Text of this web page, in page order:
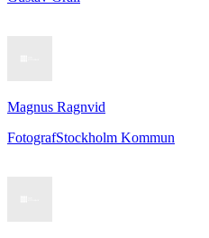
Magnus Ragnvid
FotografStockholm Kommun